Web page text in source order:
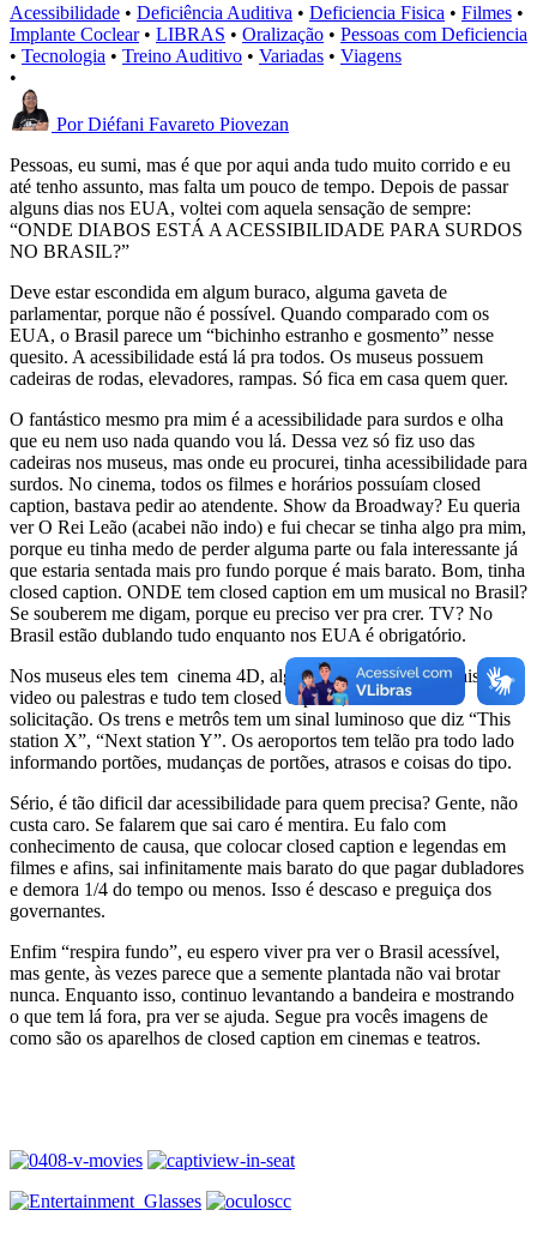
Acessibilidade • Deficiência Auditiva • Deficiencia Fisica • Filmes •
Implante Coclear • LIBRAS • Oralização • Pessoas com Deficiencia
• Tecnologia • Treino Auditivo • Variadas • Viagens
•
Por Diéfani Favareto Piovezan
Pessoas, eu sumi, mas é que por aqui anda tudo muito corrido e eu
até tenho assunto, mas falta um pouco de tempo. Depois de passar
alguns dias nos EUA, voltei com aquela sensação de sempre:
“ONDE DIABOS ESTÁ A ACESSIBILIDADE PARA SURDOS
NO BRASIL?”
Deve estar escondida em algum buraco, alguma gaveta de
parlamentar, porque não é possível. Quando comparado com os
EUA, o Brasil parece um “bichinho estranho e gosmento” nesse
quesito. A acessibilidade está lá pra todos. Os museus possuem
cadeiras de rodas, elevadores, rampas. Só fica em casa quem quer.
O fantástico mesmo pra mim é a acessibilidade para surdos e olha
que eu nem uso nada quando vou lá. Dessa vez só fiz uso das
cadeiras nos museus, mas onde eu procurei, tinha acessibilidade para
surdos. No cinema, todos os filmes e horários possuíam closed
caption, bastava pedir ao atendente. Show da Broadway? Eu queria
ver O Rei Leão (acabei não indo) e fui checar se tinha algo pra mim,
porque eu tinha medo de perder alguma parte ou fala interessante já
que estaria sentada mais pro fundo porque é mais barato. Bom, tinha
closed caption. ONDE tem closed caption em um musical no Brasil?
Se souberem me digam, porque eu preciso ver pra crer. TV? No
Brasil estão dublando tudo enquanto nos EUA é obrigatório.
Nos museus eles tem cinema 4D, algumas exibições especiais com
video ou palestras e tudo tem closed caption, basta fazer a
solicitação. Os trens e metrôs tem um sinal luminoso que diz “This
station X”, “Next station Y”. Os aeroportos tem telão pra todo lado
informando portões, mudanças de portões, atrasos e coisas do tipo.
Sério, é tão dificil dar acessibilidade para quem precisa? Gente, não
custa caro. Se falarem que sai caro é mentira. Eu falo com
conhecimento de causa, que colocar closed caption e legendas em
filmes e afins, sai infinitamente mais barato do que pagar dubladores
e demora 1/4 do tempo ou menos. Isso é descaso e preguiça dos
governantes.
Enfim “respira fundo”, eu espero viver pra ver o Brasil acessível,
mas gente, às vezes parece que a semente plantada não vai brotar
nunca. Enquanto isso, continuo levantando a bandeira e mostrando
o que tem lá fora, pra ver se ajuda. Segue pra vocês imagens de
como são os aparelhos de closed caption em cinemas e teatros.